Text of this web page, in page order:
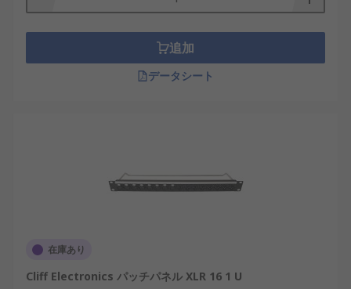
追加
データシート
在庫あり
Cliff Electronics パッチパネル XLR 16 1 U